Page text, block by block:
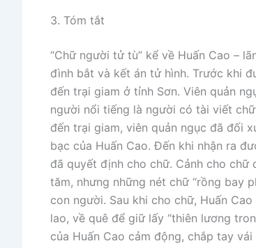
3. Tóm tắt
“Chữ người tử tù” kể về Huấn Cao –
đình bắt và kết án tử hình. Trước khi
đến trại giam ở tỉnh Sơn. Viên quản
người nổi tiếng là người có tài viết
đến trại giam, viên quản ngục đã đối
bạc của Huấn Cao. Đến khi nhận ra
đã quyết định cho chữ. Cảnh cho
tăm, nhưng những nét chữ “rồng bay
con người. Sau khi cho chữ, Huấn
lao, về quê để giữ lấy “thiên lương
của Huấn Cao cảm động, chắp tay